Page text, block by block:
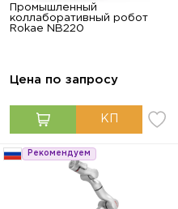
Промышленный
коллаборативный робот
Rokae NB220
Цена по запросу
Рекомендуем